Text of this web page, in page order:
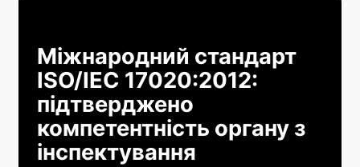
Міжнародний стандарт
ISO/IEC 17020:2012:
підтверджено
компетентність органу з
інспектування